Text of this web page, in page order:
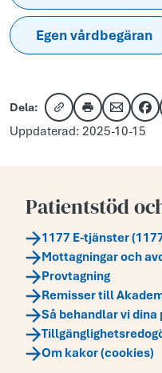
Egen vårdbegäran
Dela:
Kopiera länk
Skriv utDela
Uppdaterad: 2025-10-15
Patientstöd
1177 E-tjänster
Mottagningar och
Provtagning
Remisser till
Så behandlar vi
Om kakor (cookies)